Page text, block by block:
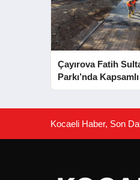
Çayırova Fatih
Parkı’nda
Başladı
Kocaeli Haber, Son